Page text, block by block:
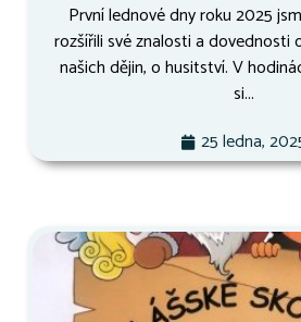
První lednové dny roku 2025
rozšířili své znalosti a dovednosti
našich dějin, o husitství. V
si...
25 ledna,